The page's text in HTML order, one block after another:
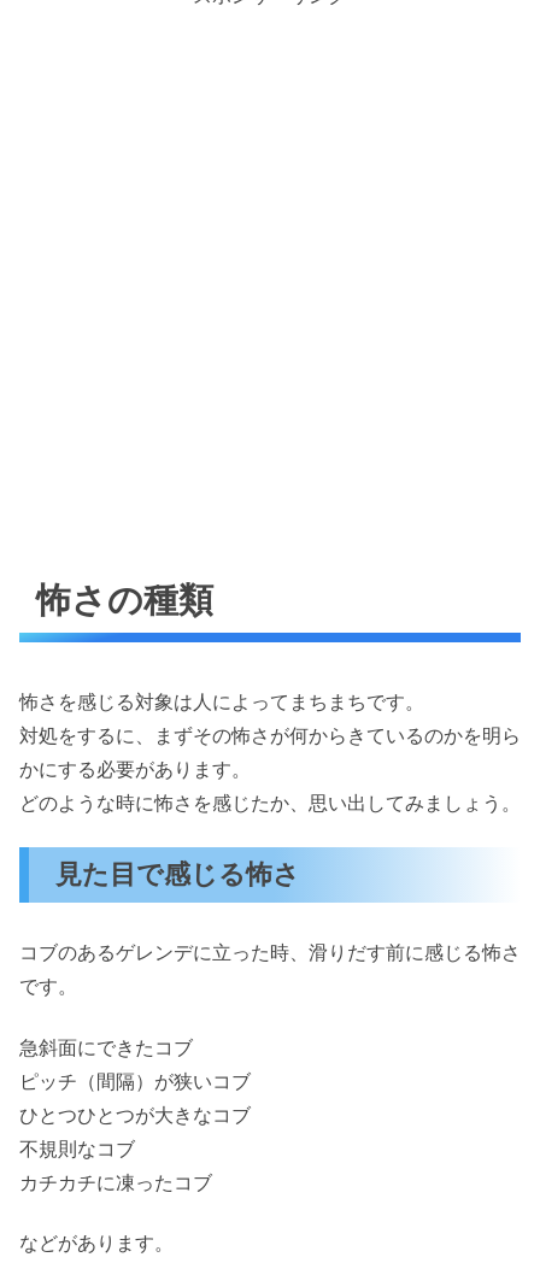
怖さの種類
怖さを感じる対象は人によってまちまちです。
対処をするに、まずその怖さが何からきているのかを明ら
かにする必要があります。
どのような時に怖さを感じたか、思い出してみましょう。
見た目で感じる怖さ
コブのあるゲレンデに立った時、滑りだす前に感じる怖さ
です。
急斜面にできたコブ
ピッチ（間隔）が狭いコブ
ひとつひとつが大きなコブ
不規則なコブ
カチカチに凍ったコブ
などがあります。